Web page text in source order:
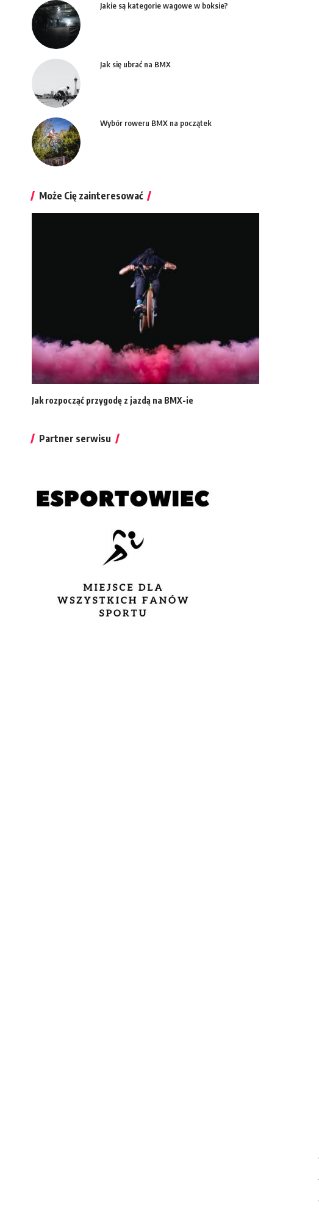
Jakie są kategorie wagowe w boksie?
Jak się ubrać na BMX
Wybór roweru BMX na początek
Może Cię zainteresować
Jak rozpocząć przygodę z jazdą na BMX-ie
Partner serwisu